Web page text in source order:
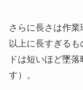
さらに長さは作
以上に長すぎる
ドは短いほど墜
す）。